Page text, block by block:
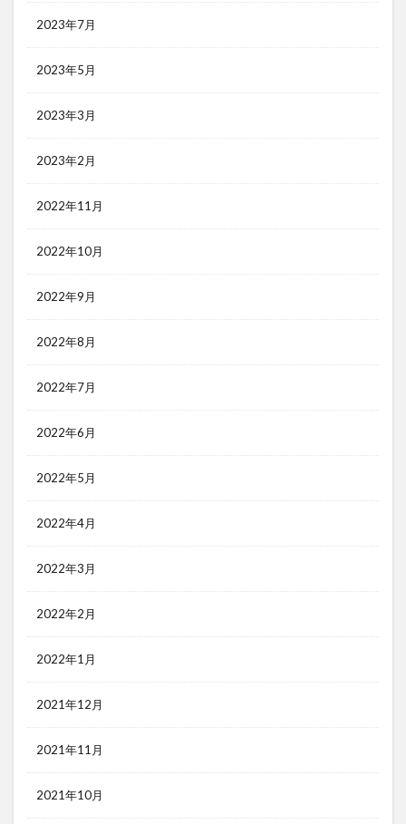
2023年7月
2023年5月
2023年3月
2023年2月
2022年11月
2022年10月
2022年9月
2022年8月
2022年7月
2022年6月
2022年5月
2022年4月
2022年3月
2022年2月
2022年1月
2021年12月
2021年11月
2021年10月